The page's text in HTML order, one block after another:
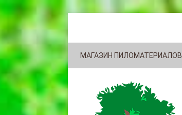
МАГАЗИН ПИЛОМАТЕРИАЛОВ